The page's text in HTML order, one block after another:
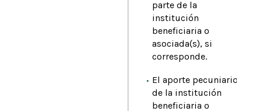
parte de la
institución
beneficiaria o
asociada(s), si
corresponde.
El aporte pecuniario
de la institución
beneficiaria o